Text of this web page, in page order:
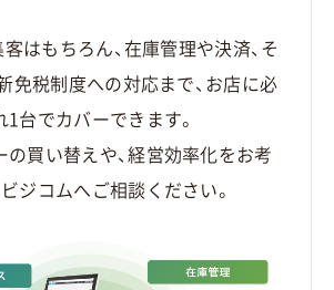
客はもちろん、在庫管理や決済、そ
免税制度への対応まで、お店に必
台でカバーできます。
の買い替えや、経営効率化をお考
ジコムへご相談ください。